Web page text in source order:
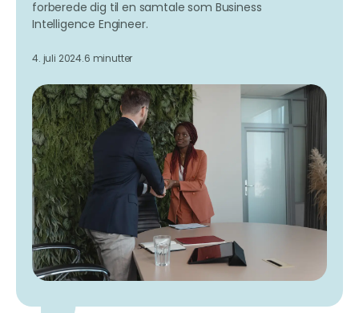
forberede dig til en samtale som Business
Intelligence Engineer.
4. juli 2024.6 minutter